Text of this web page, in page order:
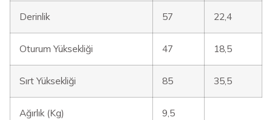
Derinlik 57 22,4
Oturum Yüksekliği 47 18,5
Sırt Yüksekliği 85 35,5
Ağırlık (Kg) 9,5